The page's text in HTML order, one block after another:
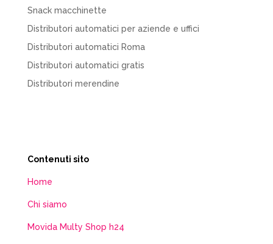
Snack macchinette
Distributori automatici per aziende e uffici
Distributori automatici Roma
Distributori automatici gratis
Distributori merendine
Contenuti sito
Home
Chi siamo
Movida Multy Shop h24